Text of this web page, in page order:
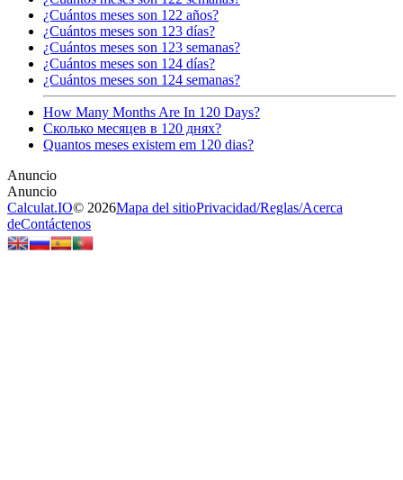
¿Cuántos meses son 122 años?
¿Cuántos meses son 123 días?
¿Cuántos meses son 123 semanas?
¿Cuántos meses son 124 días?
¿Cuántos meses son 124 semanas?
How Many Months Are In 120 Days?
Сколько месяцев в 120 днях?
Quantos meses existem em 120 dias?
Calculat.IO© 2026Mapa del sitioPrivacidad/Reglas/Acerca
deContáctenos